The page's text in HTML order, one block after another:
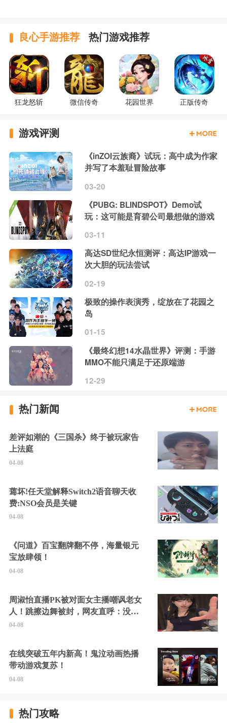
良心手游推荐 热门游戏推荐
狂龙怒斩 微信传奇 花园世界 正版传奇
游戏评测
《inZOI云族裔》试玩：高中成为作家
并写了本羞耻冒险故事
03-20
《PUBG: BLINDSPOT》Demo试
玩：这可能是育碧公司最想做的游戏
03-11
高达SD世纪永恒测评：高达IP游戏一
次大胆的玩法尝试
02-19
极致的操作表演秀，绽放在了花园之
岛
01-15
《最终幻想14水晶世界》评测：手游
MMO不能只满足于还原端游
12-29
热门新闻
差评如潮的《三国杀》终于被玩家告
上法庭
04-08
蔫坏!任天堂解释Switch2语音聊天收
费:NSO会员是关键
04-08
《问道》百宝翻牌翻不停，海量银元
宝放肆领！
04-08
周淑怡直播PK被对面女主播嘲讽老女
人！跳擦边舞被封，网友直呼：没边
硬擦封的好！
04-08
在线突破五年内新高！鬼泣动画热播
带动游戏复苏！
04-08
热门攻略